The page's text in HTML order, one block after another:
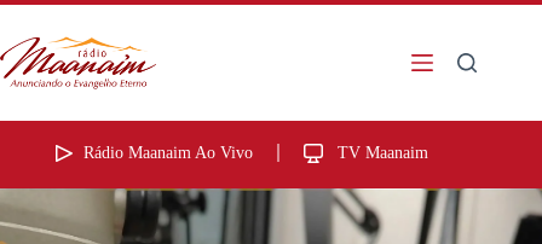
Rádio Maanaim Ao Vivo TV Maanaim